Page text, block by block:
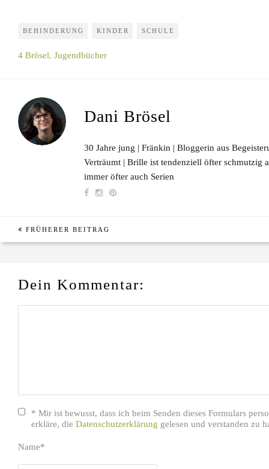
BEHINDERUNG KINDER SCHULE
4 Brösel, Jugendbücher
Dani Brösel
30 Jahre jung | Fränkin | Bloggerin aus
Verträumt | Brille ist tendenziell öfter schmutzig
immer öfter auch Serien
FRÜHERER BEITRAG
Dein Kommentar:
* Mir ist bewusst, dass ich beim Senden dieses Formulars
erkläre, die Datenschutzerklärung gelesen und verstanden zu
Name*